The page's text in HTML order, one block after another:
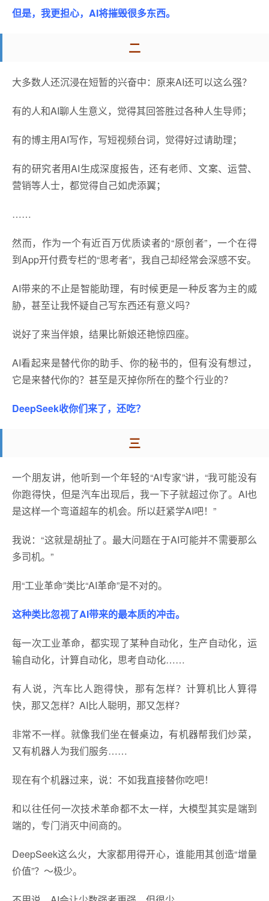
但是，我更担心，AI将摧毁很多东西。
二
大多数人还沉浸在短暂的兴奋中：原来AI还可以这么强？
有的人和AI聊人生意义，觉得其回答胜过各种人生导师；
有的博主用AI写作，写短视频台词，觉得好过请助理；
有的研究者用AI生成深度报告，还有老师、文案、运营、
营销等人士，都觉得自己如虎添翼；
……
然而，作为一个有近百万优质读者的“原创者”，一个在得
到App开付费专栏的“思考者”，我自己却经常会深感不安。
AI带来的不止是智能助理，有时候更是一种反客为主的威
胁，甚至让我怀疑自己写东西还有意义吗？
说好了来当伴娘，结果比新娘还艳惊四座。
AI看起来是替代你的助手、你的秘书的，但有没有想过，
它是来替代你的？甚至是灭掉你所在的整个行业的？
DeepSeek收你们来了，还吃？
三
一个朋友讲，他听到一个年轻的“AI专家”讲，“我可能没有
你跑得快，但是汽车出现后，我一下子就超过你了。AI也
是这样一个弯道超车的机会。所以赶紧学AI吧！”
我说：“这就是胡扯了。最大问题在于AI可能并不需要那么
多司机。”
用“工业革命”类比“AI革命”是不对的。
这种类比忽视了AI带来的最本质的冲击。
每一次工业革命，都实现了某种自动化，生产自动化，运
输自动化，计算自动化，思考自动化……
有人说，汽车比人跑得快，那有怎样？计算机比人算得
快，那又怎样？AI比人聪明，那又怎样？
非常不一样。就像我们坐在餐桌边，有机器帮我们炒菜，
又有机器人为我们服务……
现在有个机器过来，说：不如我直接替你吃吧！
和以往任何一次技术革命都不太一样，大模型其实是端到
端的，专门消灭中间商的。
DeepSeek这么火，大家都用得开心，谁能用其创造“增量
价值”？～极少。